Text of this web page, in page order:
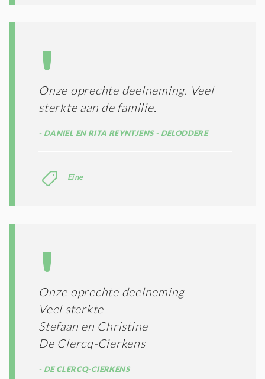
Onze oprechte deelneming. Veel
sterkte aan de familie.
DANIEL EN RITA REYNTJENS - DELODDERE
Eine
Onze oprechte deelneming
Veel sterkte
Stefaan en Christine
De Clercq-Cierkens
DE CLERCQ-CIERKENS